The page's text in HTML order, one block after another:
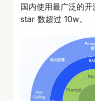
国内使用最广泛的
star 数超过 10w。